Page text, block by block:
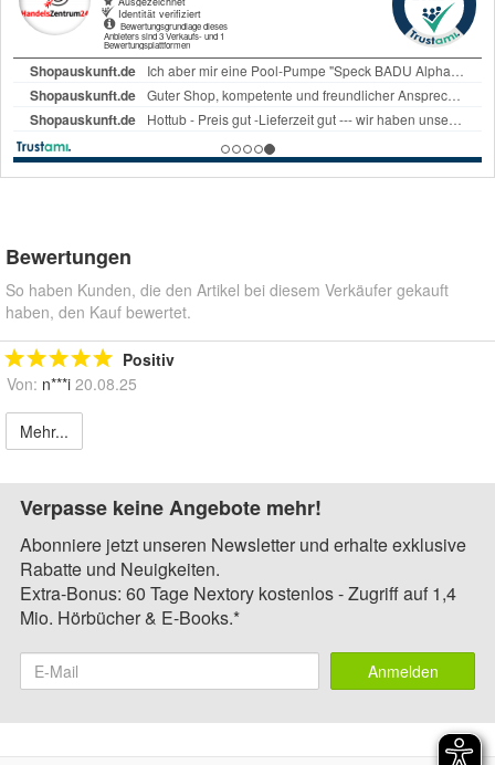
Bewertungen
So haben Kunden, die den Artikel bei diesem Verkäufer gekauft
haben, den Kauf bewertet.
Positiv
Von: n***i 20.08.25
Mehr...
Verpasse keine Angebote mehr!
Abonniere jetzt unseren Newsletter und erhalte exklusive
Rabatte und Neuigkeiten.
Extra-Bonus: 60 Tage Nextory kostenlos - Zugriff auf 1,4
Mio. Hörbücher & E-Books.*
Anmelden